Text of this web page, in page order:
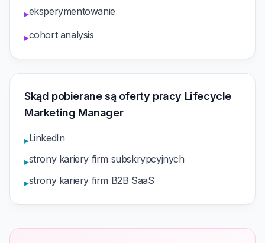
▸eksperymentowanie
▸cohort analysis
Skąd pobierane są oferty pracy Lifecycle
Marketing Manager
▸LinkedIn
▸strony kariery firm subskrypcyjnych
▸strony kariery firm B2B SaaS